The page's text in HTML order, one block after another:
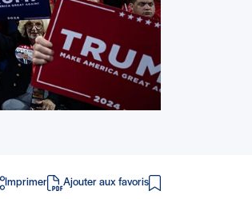
Imprimer
en PDF
Ajouter aux favoris